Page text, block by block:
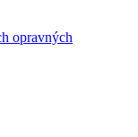
opravných